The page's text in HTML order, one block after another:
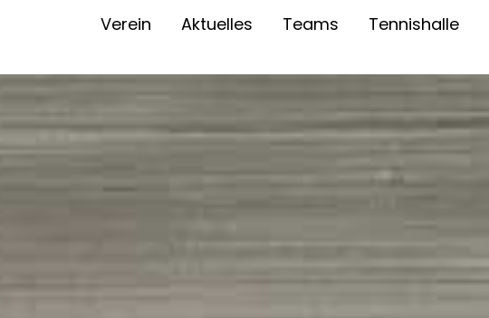
Verein Aktuelles Teams Tennishalle